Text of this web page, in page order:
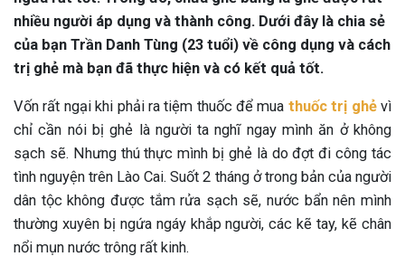
nhiều người áp dụng và thành công. Dưới đây là chia sẻ
của bạn Trần Danh Tùng (23 tuổi) về công dụng và cách
trị ghẻ mà bạn đã thực hiện và có kết quả tốt.
Vốn rất ngại khi phải ra tiệm thuốc để mua thuốc trị ghẻvì
chỉ cần nói bị ghẻ là người ta nghĩ ngay mình ăn ở không
sạch sẽ. Nhưng thú thực mình bị ghẻ là do đợt đi công tác
tình nguyện trên Lào Cai. Suốt 2 tháng ở trong bản của người
dân tộc không được tắm rửa sạch sẽ, nước bẩn nên mình
thường xuyên bị ngứa ngáy khắp người, các kẽ tay, kẽ chân
nổi mụn nước trông rất kinh.